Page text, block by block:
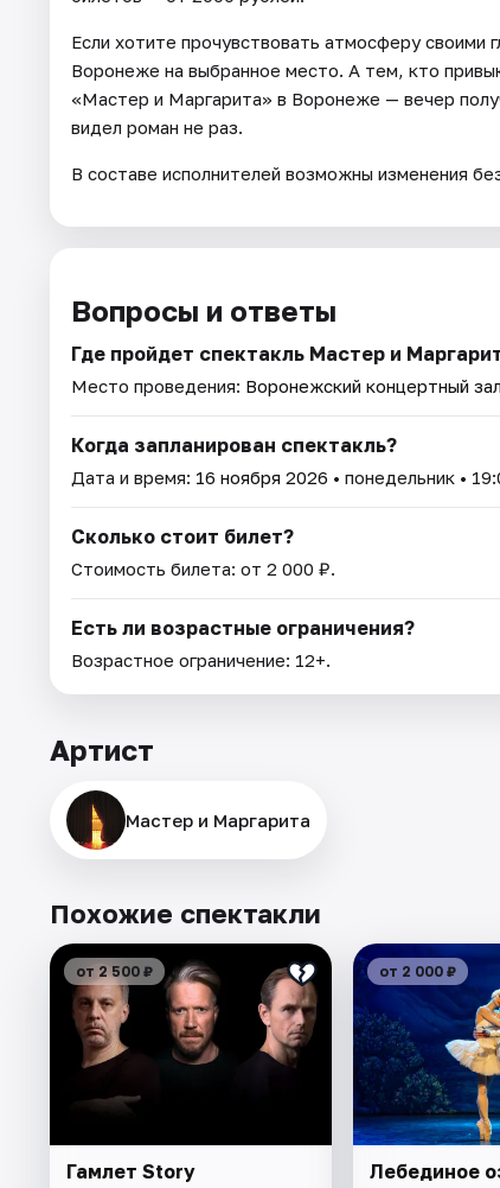
Если хотите прочувствовать атмосферу
Воронеже на выбранное место. А тем, кто
«Мастер и Маргарита» в Воронеже — вечер
видел роман не раз.
В составе исполнителей возможны изменения
Вопросы и ответы
Где пройдет спектакль Мастер и
Место проведения: Воронежский концертный зал
Когда запланирован спектакль?
Дата и время: 16 ноября 2026 • понедельник •
Сколько стоит билет?
Стоимость билета: от 2 000 ₽.
Есть ли возрастные ограничения?
Возрастное ограничение: 12+.
Артист
Мастер и Маргарита
Похожие спектакли
от 2 500 ₽
Гамлет Story
от 2 000 ₽
Лебединое